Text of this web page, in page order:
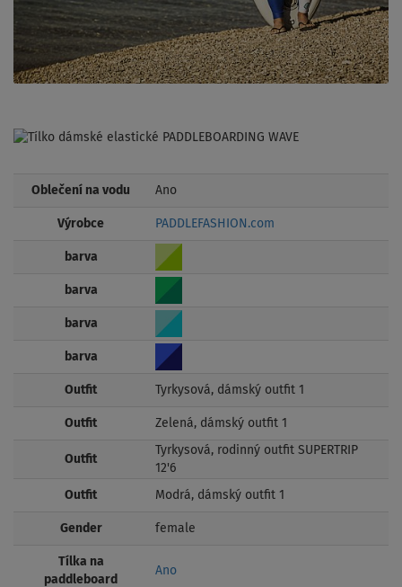
Oblečení na vodu Ano
Výrobce PADDLEFASHION.com
barva
barva
barva
barva
Outfit Tyrkysová, dámský outfit 1
Outfit Zelená, dámský outfit 1
Outfit
Tyrkysová, rodinný outfit SUPERTRIP
12'6
Outfit Modrá, dámský outfit 1
Gender female
Tílka na
paddleboard
Ano